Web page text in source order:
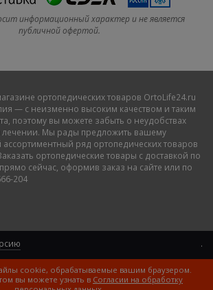
информационный характер и не является
публичной офертой.
ортопедических товаров OrtoLife24.ru
— с неизменно высоким качеством и таким
поэтому вы можете забыть о неудобствах
лечении. Мы рады предложить вашему
ряд ортопедических товаров
ортопедические товары с доставкой по
сейчас, оформив заказ на сайте или по
204
.
cookie, обрабатываемые вашим браузером.
вы можете узнать в Согласии на обработку